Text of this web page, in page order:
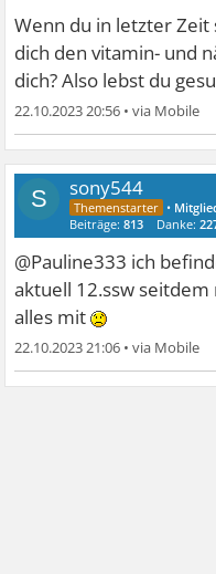
Wenn du in letzter
dich den vitamin- und
dich? Also lebst du
22.10.2023 20:56 •
S sony544
•
Beiträge:813 Danke:
@Pauline333 ich
aktuell 12.ssw
alles mit
22.10.2023 21:06 •